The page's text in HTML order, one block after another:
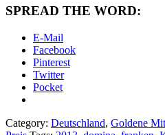
SPREAD THE WORD:
E-Mail
Facebook
Pinterest
Twitter
Pocket
Category: Deutschland, Goldene